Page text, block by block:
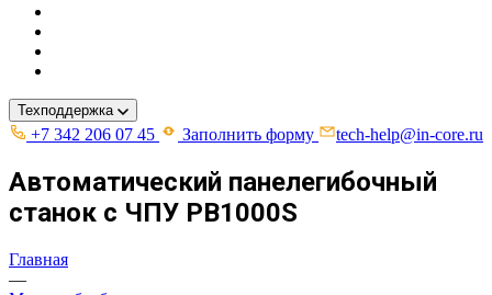
Техподдержка
+7 342 206 07 45 Заполнить форму tech-help@in-core.ru
Автоматический панелегибочный
станок с ЧПУ PB1000S
Главная
—